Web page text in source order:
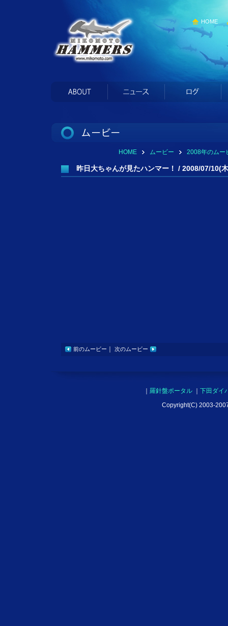
HOME
HOME ムービー 2008年のムー
昨日大ちゃんが見たハンマー！ / 2008/07/10(
前のムービー 次のムービー
羅針盤ポータル
下田ダイ
Copyright(C) 2003-